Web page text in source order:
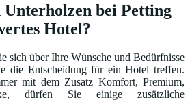
bei Petting
Hotel?
sich über Ihre Wünsche und Bedürfnisse
die Entscheidung für ein Hotel treffen.
mit dem Zusatz Komfort, Premium,
dürfen Sie einige zusätzliche